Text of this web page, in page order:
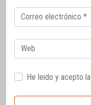
Correo
electrónico
Web
He leido y acepto la